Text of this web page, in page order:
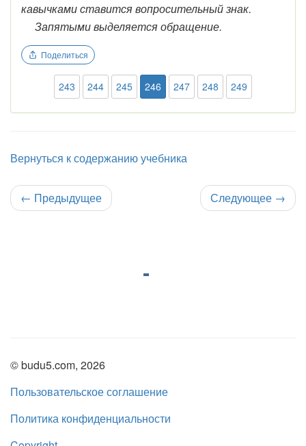
кавычками ставится вопросительный знак.
Запятыми выделяется обращение.
Поделиться
243 244 245 246 247 248 249
Вернуться к содержанию учебника
← Предыдущее Следующее →
© budu5.com, 2026
Пользовательское соглашение
Политика конфиденциальности